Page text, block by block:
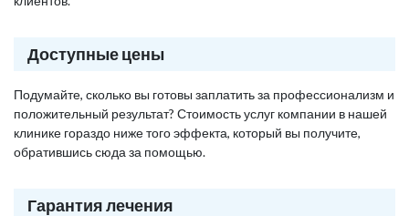
Доступные цены
Подумайте, сколько вы готовы заплатить за профессионализм и
положительный результат? Стоимость услуг компании в нашей
клинике гораздо ниже того эффекта, который вы получите,
обратившись сюда за помощью.
Гарантия лечения